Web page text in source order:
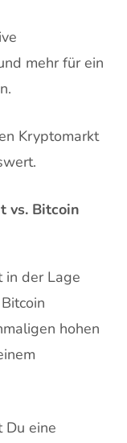
mehr für ein
Kryptomarkt
vs. Bitcoin
in der Lage
hohen
Du eine